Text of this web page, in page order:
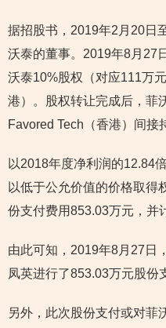
据招股书，2019年2月20日
沃泰的董事。2019年8月27
沃泰10%股权（对应111万
港）。股权转让完成后，菲
Favored Tech（香港）间接
以2018年度净利润的12.84
以低于公允价值的价格取得
份支付费用853.03万元，并
由此可知，2019年8月27日
凤英进行了853.03万元股份
另外，此次股份支付或对菲